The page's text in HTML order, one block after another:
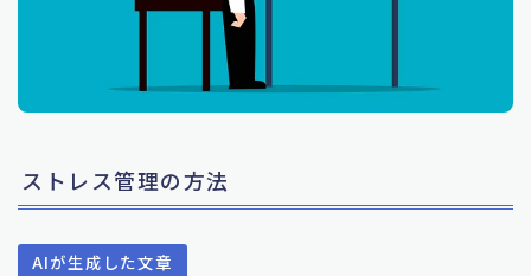
ストレス管理の方法
AIが生成した文章